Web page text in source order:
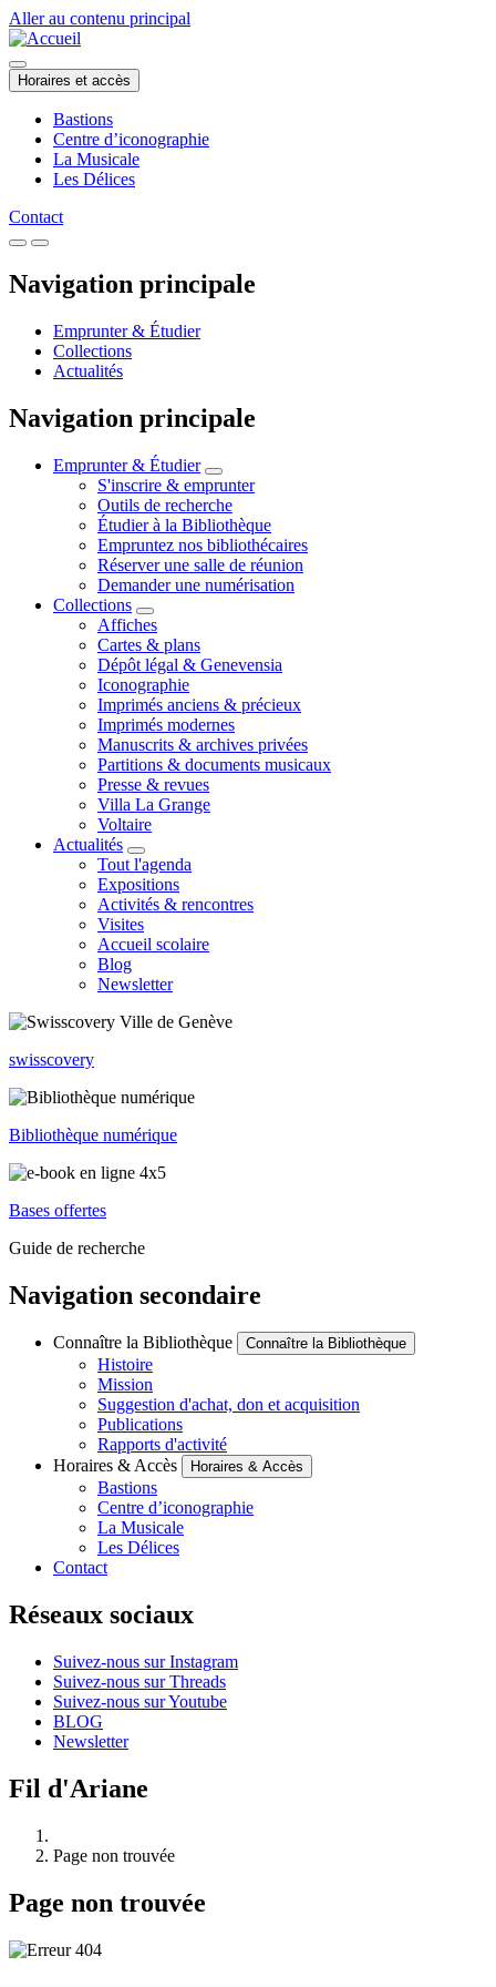
Aller au contenu principal
Horaires et accès
Bastions
Centre d’iconographie
La Musicale
Les Délices
Contact
Navigation principale
Emprunter & Étudier
Collections
Actualités
Navigation principale
Emprunter & Étudier
S'inscrire & emprunter
Outils de recherche
Étudier à la Bibliothèque
Empruntez nos bibliothécaires
Réserver une salle de réunion
Demander une numérisation
Collections
Affiches
Cartes & plans
Dépôt légal & Genevensia
Iconographie
Imprimés anciens & précieux
Imprimés modernes
Manuscrits & archives privées
Partitions & documents musicaux
Presse & revues
Villa La Grange
Voltaire
Actualités
Tout l'agenda
Expositions
Activités & rencontres
Visites
Accueil scolaire
Blog
Newsletter
swisscovery
Bibliothèque numérique
Bases offertes
Guide de recherche
Navigation secondaire
Connaître la Bibliothèque Connaître la Bibliothèque
Histoire
Mission
Suggestion d'achat, don et acquisition
Publications
Rapports d'activité
Horaires & Accès
Horaires & Accès
Bastions
Centre d’iconographie
La Musicale
Les Délices
Contact
Réseaux sociaux
Suivez-nous sur Instagram
Suivez-nous sur Threads
Suivez-nous sur Youtube
BLOG
Newsletter
Fil d'Ariane
Page non trouvée
Page non trouvée